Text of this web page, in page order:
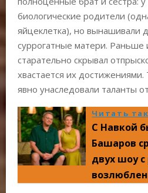
биологические родители
яйцеклетка), но вынашивали
суррогатные матери. Раньше
старательно скрывал
хвастается их
явно унаследовали таланты
Читать
С Навкой
Башаров
двух шоу